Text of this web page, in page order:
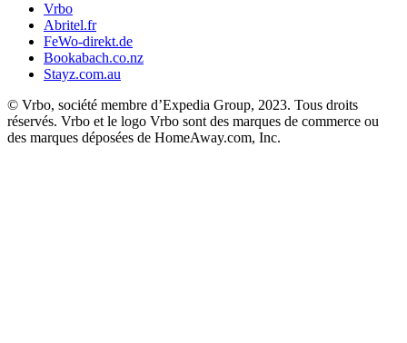
Vrbo
Abritel.fr
FeWo-direkt.de
Bookabach.co.nz
Stayz.com.au
© Vrbo, société membre d’Expedia Group, 2023. Tous droits
réservés. Vrbo et le logo Vrbo sont des marques de commerce ou
des marques déposées de HomeAway.com, Inc.